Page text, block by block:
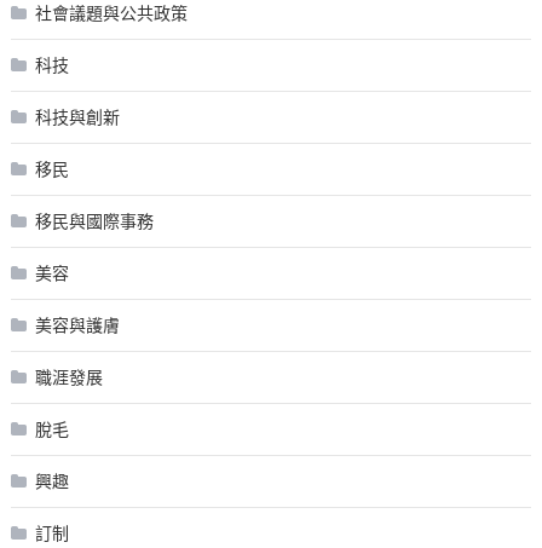
社會議題與公共政策
科技
科技與創新
移民
移民與國際事務
美容
美容與護膚
職涯發展
脫毛
興趣
訂制